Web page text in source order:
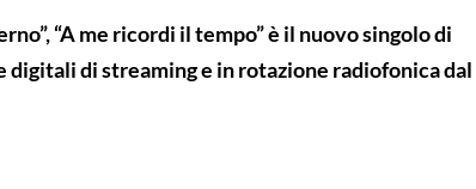
“A me ricordi il tempo” è il nuovo singolo di
di streaming e in rotazione radiofonica dal